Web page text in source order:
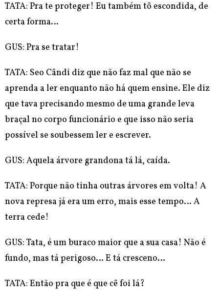
TATA: Pra te proteger! Eu também tô escondida, de
certa forma…
GUS: Pra se tratar!
TATA: Seo Cândi diz que não faz mal que não se
aprenda a ler enquanto não há quem ensine. Ele diz
que tava precisando mesmo de uma grande leva
braçal no corpo funcionário e que isso não seria
possível se soubessem ler e escrever.
GUS: Aquela árvore grandona tá lá, caída.
TATA: Porque não tinha outras árvores em volta! A
nova represa já era um erro, mais esse tempo… A
terra cede!
GUS: Tata, é um buraco maior que a sua casa! Não é
fundo, mas tá perigoso… E tá cresceno…
TATA: Então pra que é que cê foi lá?